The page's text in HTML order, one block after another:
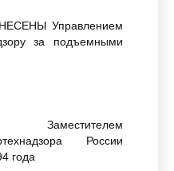
Управлением
за подъемными
России
года